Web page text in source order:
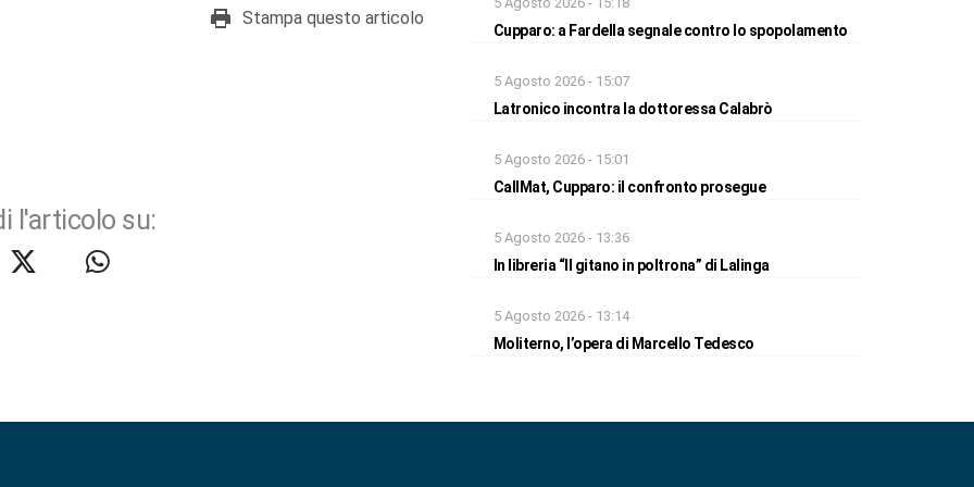
Stampa questo articolo
l'articolo su:
Cupparo: a Fardella segnale contro lo spopolamento
5 Agosto 2026 - 15:07
Latronico incontra la dottoressa Calabrò
5 Agosto 2026 - 15:01
CallMat, Cupparo: il confronto prosegue
5 Agosto 2026 - 13:36
In libreria “Il gitano in poltrona” di Lalinga
5 Agosto 2026 - 13:14
Moliterno, l’opera di Marcello Tedesco